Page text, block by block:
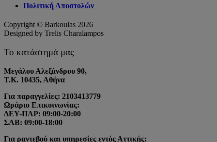
Πολιτική Αποστολών
Copyright © Barkoulas 2026
Designed by Trelis Charalampos
Το κατάστημά μας
Μεγάλου Αλεξάνδρου 90,
Τ.Κ. 10435, Αθήνα
Για παραγγελίες: 2103413779
Ωράριο Επικοινωνίας:
ΔΕΥ-ΠΑΡ: 09:00-20:00
ΣΑΒ: 09:00-18:00
Για ραντεβού και υπηρεσίες εντός Αττικής: